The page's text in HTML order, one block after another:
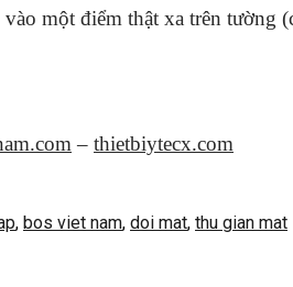
một điểm thật xa trên tường
– thietbiytecx.com
, bos viet nam, doi mat, thu gian mat